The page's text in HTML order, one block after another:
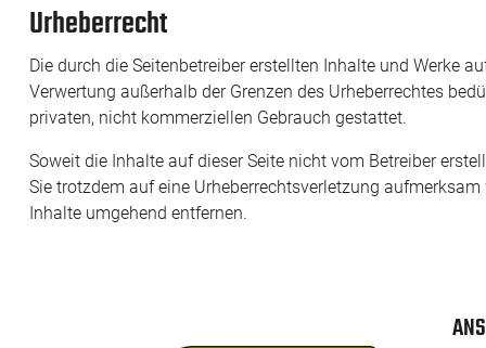
Urheberrecht
Die durch die Seitenbetreiber erstellten Inhalte und Werke
Verwertung außerhalb der Grenzen des Urheberrechtes
privaten, nicht kommerziellen Gebrauch gestattet.
Soweit die Inhalte auf dieser Seite nicht vom Betreiber
Sie trotzdem auf eine Urheberrechtsverletzung
Inhalte umgehend entfernen.